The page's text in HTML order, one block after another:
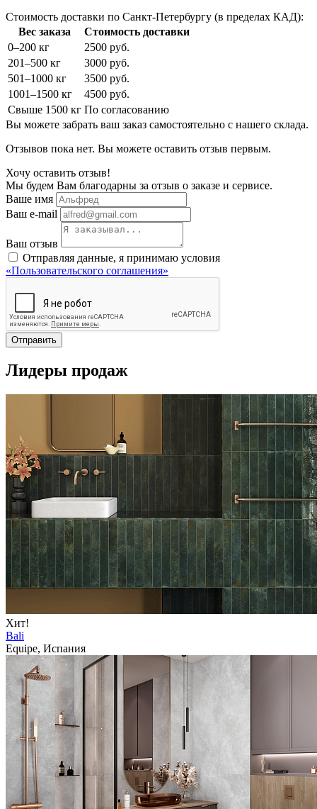
Стоимость доставки по Санкт-Петербургу (в пределах КАД):
Вес заказа
Стоимость доставки
0–200 кг
2500 руб.
201–500 кг
3000 руб.
501–1000 кг
3500 руб.
1001–1500 кг
4500 руб.
Свыше 1500 кг По согласованию
Вы можете забрать ваш заказ самостоятельно с нашего склада.
Отзывов пока нет. Вы можете оставить отзыв первым.
Хочу оставить отзыв!
Мы будем Вам благодарны за отзыв о заказе и сервисе.
Ваше имя
Ваш e-mail
Ваш отзыв
Отправляя данные, я принимаю условия
«Пользовательского соглашения»
Отправить
Лидеры продаж
Хит!
Bali
Equipe, Испания